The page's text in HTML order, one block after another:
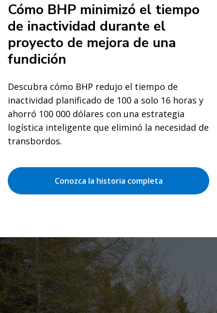
Cómo BHP minimizó el tiempo
de inactividad durante el
proyecto de mejora de una
fundición
Descubra cómo BHP redujo el tiempo de
inactividad planificado de 100 a solo 16 horas y
ahorró 100 000 dólares con una estrategia
logística inteligente que eliminó la necesidad de
transbordos.
Conozca la historia completa